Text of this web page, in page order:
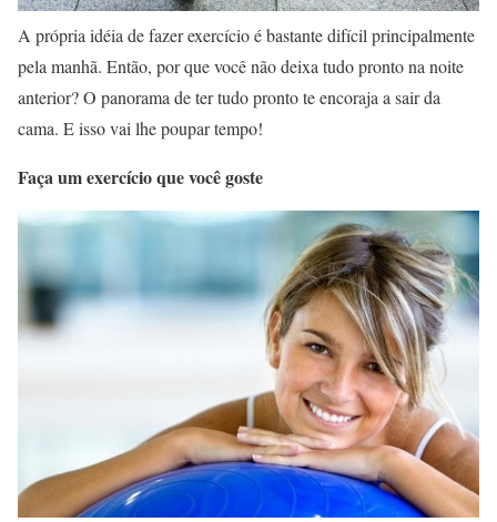
A própria idéia de fazer exercício é bastante difícil principalmente
pela manhã. Então, por que você não deixa tudo pronto na noite
anterior? O panorama de ter tudo pronto te encoraja a sair da
cama. E isso vai lhe poupar tempo!
Faça um exercício que você goste